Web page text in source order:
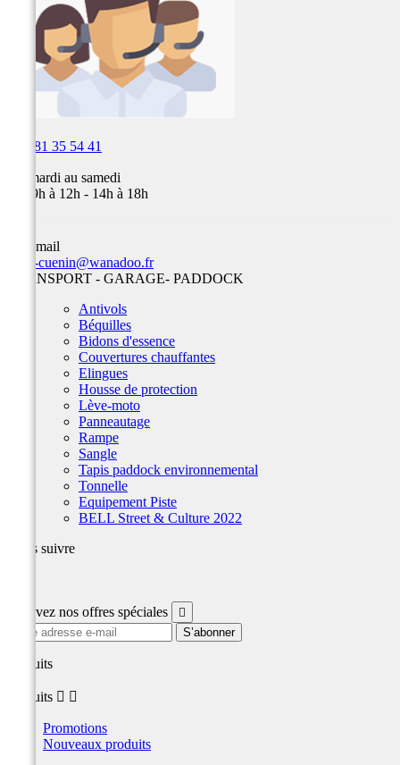
03 81 35 54 41
Du mardi au samedi
de 09h à 12h - 14h à 18h
Par email
team-cuenin@wanadoo.fr
TRANSPORT - GARAGE- PADDOCK
Antivols
Béquilles
Bidons d'essence
Couvertures chauffantes
Elingues
Housse de protection
Lève-moto
Panneautage
Rampe
Sangle
Tapis paddock environnemental
Tonnelle
Equipement Piste
BELL Street & Culture 2022
Nous suivre
Recevez nos offres spéciales 
produits
produits  
Promotions
Nouveaux produits